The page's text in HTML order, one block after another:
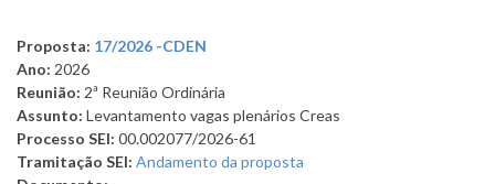
Proposta: 17/2026 -CDEN
Ano: 2026
Reunião: 2ª Reunião Ordinária
Assunto: Levantamento vagas plenários Creas
Processo SEI: 00.002077/2026-61
Tramitação SEI: Andamento da proposta